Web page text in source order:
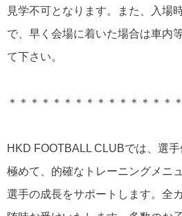
見学不可となります。また、入場
で、早く会場に着いた場合は車内
て下さい。
＊＊＊＊＊＊＊＊＊＊＊＊＊＊＊
HKD FOOTBALL CLUBでは、選
極めて、的確なトレーニングメニ
選手の成長をサポートします。全